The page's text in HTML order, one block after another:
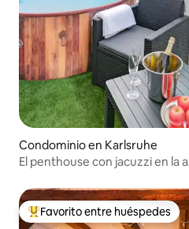
Condominio en Karlsruhe
El penthouse con jacuzzi en la
De los mejores en Favorito
Favorito entre huéspedes